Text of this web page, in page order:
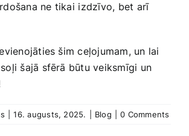
ne tikai⁤ izdzīvo, bet arī
šim ceļojumam, un lai
šajā sfērā būtu veiksmīgi un
16. augusts, 2025. Blog 0 Comments